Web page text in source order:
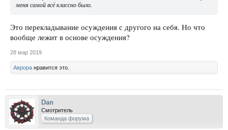
меня самой всё классно было.
Это перекладывание осуждения с другого на себя. Но что
вообще лежит в основе осуждения?
28 мар 2019
Аврора нравится это.
Dan
Смотритель
Команда форума